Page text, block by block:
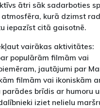
ātri sāk sadarboties
atmosfēra, kurā dzimst
iepazīst citā gaisotnē.
vairākas aktivitātes:
populārām filmām vai
jautājumi par
filmām vai ikoniskām
parādes brīdis ar humoru
iziet nelielu